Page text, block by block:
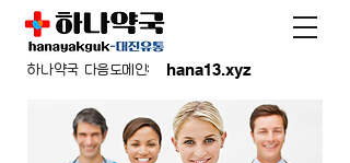
hana13.xyz
하나약국 다음도메인: